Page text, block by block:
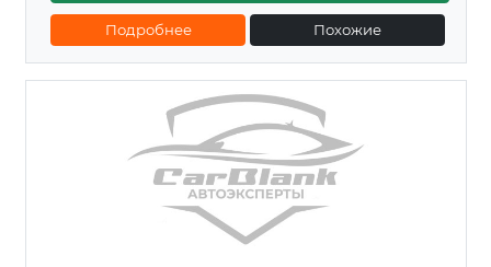
Подробнее Похожие